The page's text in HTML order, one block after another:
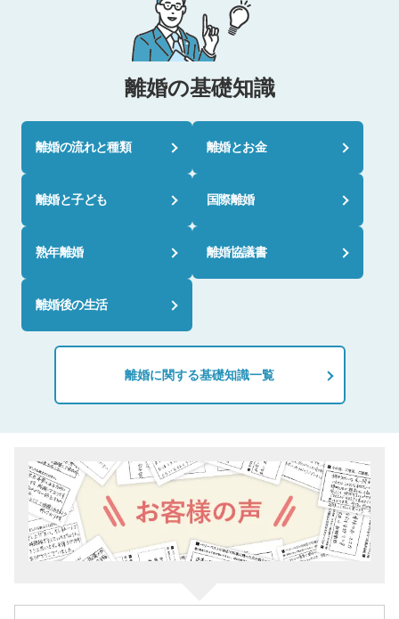
離婚の基礎知識
離婚の流れと種類 離婚とお金
離婚と子ども 国際離婚
熟年離婚 離婚協議書
離婚後の生活
離婚に関する基礎知識一覧